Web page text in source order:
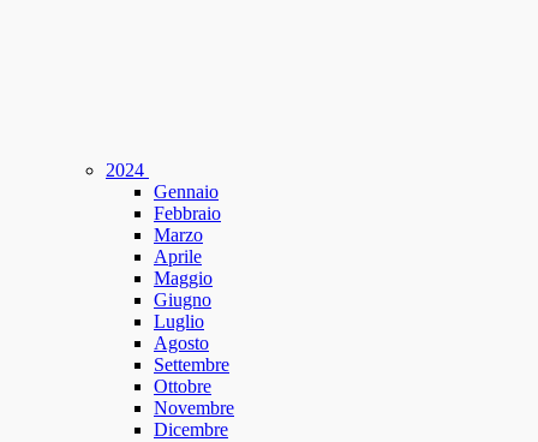
2024
Gennaio
Febbraio
Marzo
Aprile
Maggio
Giugno
Luglio
Agosto
Settembre
Ottobre
Novembre
Dicembre